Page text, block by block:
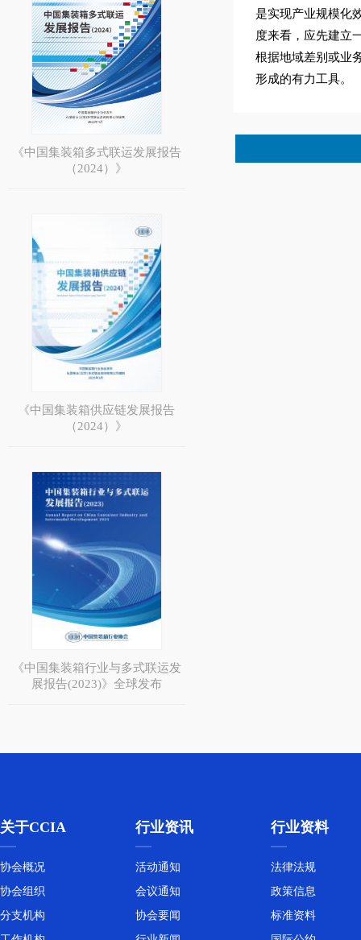
《中国集装箱多式联运发展报告
（2024）》
《中国集装箱供应链发展报告
（2024）》
《中国集装箱行业与多式联运发
展报告(2023)》全球发布
是实现产业规模化
度来看，应先建立
根据地域差别或业
形成的有力工具。
关于CCIA
协会概况
协会组织
分支机构
行业资讯
活动通知
会议通知
协会要闻
行业资料
法律法规
政策信息
标准资料